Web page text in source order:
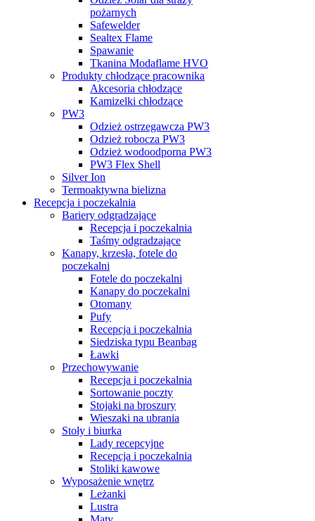
pożarnych
Safewelder
Sealtex Flame
Spawanie
Tkanina Modaflame HVO
Produkty chłodzące pracownika
Akcesoria chłodzące
Kamizelki chłodzące
PW3
Odzież ostrzegawcza PW3
Odzież robocza PW3
Odzież wodoodporna PW3
PW3 Flex Shell
Silver Ion
Termoaktywna bielizna
Recepcja i poczekalnia
Bariery odgradzające
Recepcja i poczekalnia
Taśmy odgradzające
Kanapy, krzesła, fotele do
poczekalni
Fotele do poczekalni
Kanapy do poczekalni
Otomany
Pufy
Recepcja i poczekalnia
Siedziska typu Beanbag
Ławki
Przechowywanie
Recepcja i poczekalnia
Sortowanie poczty
Stojaki na broszury
Wieszaki na ubrania
Stoły i biurka
Lady recepcyjne
Recepcja i poczekalnia
Stoliki kawowe
Wyposażenie wnętrz
Leżanki
Lustra